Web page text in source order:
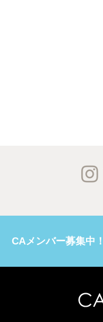
CAメンバー募集中！